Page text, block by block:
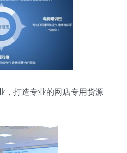
，打造专业的网店专用货源